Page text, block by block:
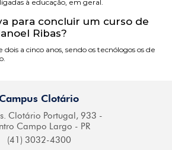
à educação, em geral.
para concluir um curso de
Ribas?
a cinco anos, sendo os tecnólogos os de
Clotário
Clotário Portugal, 933 -
Campo Largo - PR
(41) 3032-4300